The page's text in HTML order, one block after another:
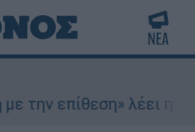
επίθεση» λέει η